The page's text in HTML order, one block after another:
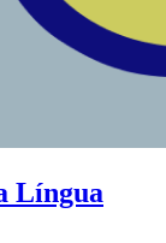
Língua